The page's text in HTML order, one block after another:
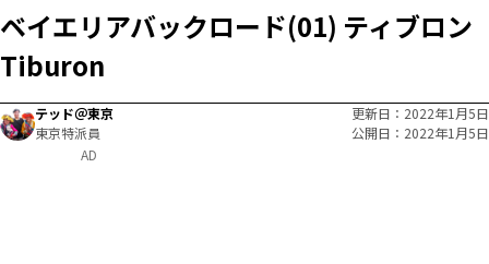
ベイエリアバックロード(01) ティブロン
Tiburon
テッド＠東京
東京特派員
更新日
2022年1月5日
公開日
2022年1月5日
AD